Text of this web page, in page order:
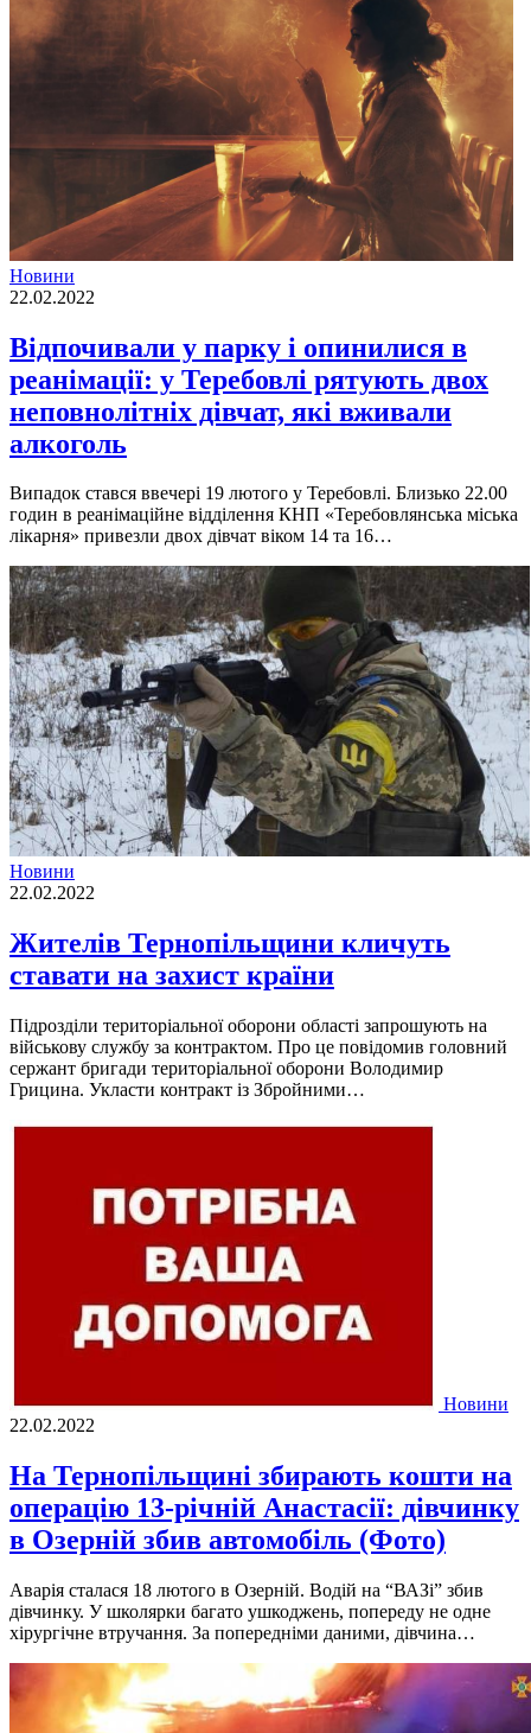
Новини
22.02.2022
Відпочивали у парку і опинилися в
реанімації: у Теребовлі рятують двох
неповнолітніх дівчат, які вживали
алкоголь
Випадок стався ввечері 19 лютого у Теребовлі. Близько 22.00
годин в реанімаційне відділення КНП «Теребовлянська міська
лікарня» привезли двох дівчат віком 14 та 16…
Новини
22.02.2022
Жителів Тернопільщини кличуть
ставати на захист країни
Підрозділи територіальної оборони області запрошують на
військову службу за контрактом. Про це повідомив головний
сержант бригади територіальної оборони Володимир
Грицина. Укласти контракт із Збройними…
Новини
22.02.2022
На Тернопільщині збирають кошти на
операцію 13-річній Анастасії: дівчинку
в Озерній збив автомобіль (Фото)
Аварія сталася 18 лютого в Озерній. Водій на “ВАЗі” збив
дівчинку. У школярки багато ушкоджень, попереду не одне
хірургічне втручання. За попередніми даними, дівчина…